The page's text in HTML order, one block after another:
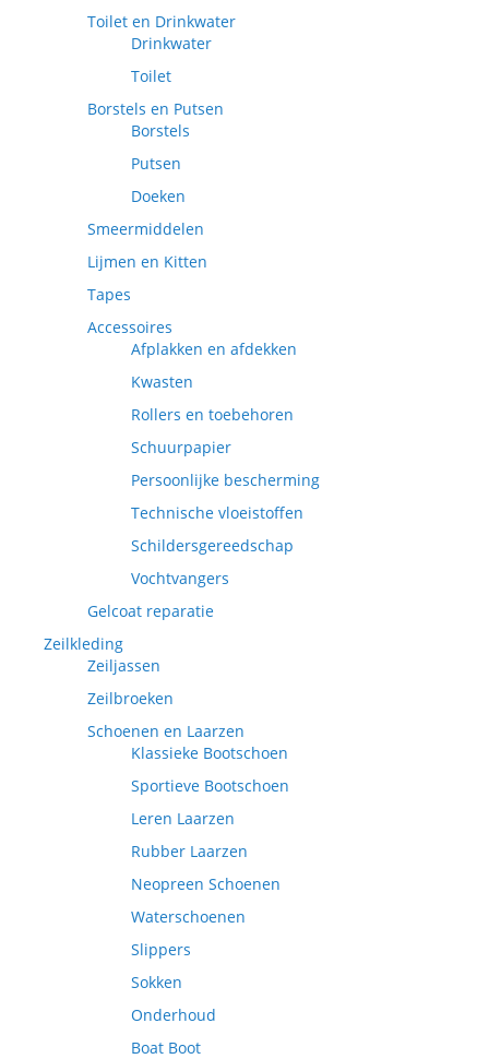
Toilet en Drinkwater
Drinkwater
Toilet
Borstels en Putsen
Borstels
Putsen
Doeken
Smeermiddelen
Lijmen en Kitten
Tapes
Accessoires
Afplakken en afdekken
Kwasten
Rollers en toebehoren
Schuurpapier
Persoonlijke bescherming
Technische vloeistoffen
Schildersgereedschap
Vochtvangers
Gelcoat reparatie
Zeilkleding
Zeiljassen
Zeilbroeken
Schoenen en Laarzen
Klassieke Bootschoen
Sportieve Bootschoen
Leren Laarzen
Rubber Laarzen
Neopreen Schoenen
Waterschoenen
Slippers
Sokken
Onderhoud
Boat Boot